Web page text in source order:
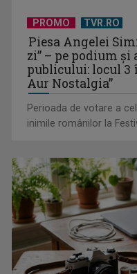
Octavian Cotescu, în
PROMO TVR.RO
Piesa Angelei
zi” – pe podium
publicului: locul 3
Aur Nostalgia”
Perioada de votare a
inimile românilor la